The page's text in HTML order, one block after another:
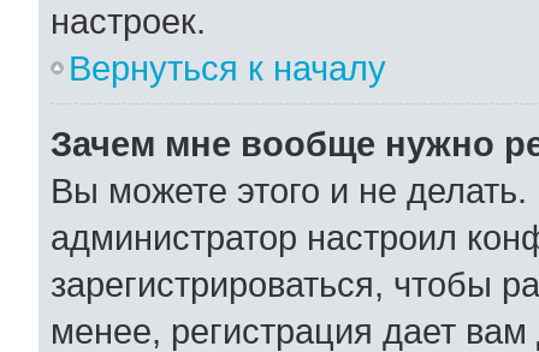
настроек.
Вернуться к началу
Зачем мне вообще нужно
Вы можете этого и не делать.
администратор настроил
зарегистрироваться, чтобы
менее, регистрация дает